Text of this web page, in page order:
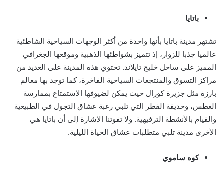
باتايا
تشتهر مدينة باتايا بأنها واحدة من أكثر الوجهات السياحية الشاطئية
عالميا جذبا للزوار، إذ تتميز بشواطئها الذهبية وموقعها الجغرافي
المميز على ساحل خليج تايلاند. تحتوي هذه المدينة على العديد من
مراكز التسوق والمنتجعات السياحية الفاخرة، كما توجد بها معالم
بارزة مثل جزيرة كورال حيث يمكن لضيوفها الاستمتاع بممارسة
الغطس، وحديقة الفطر التي تلبي رغبة عشاق التجول في الطبيعية
والقيام بالأنشطة الترفيهية. ولا تفوتنا الإشارة إلى أن باتايا هي
الأخرى مدينة تلبي متطلبات عشاق الحياة الليلية.
كوه ساموي